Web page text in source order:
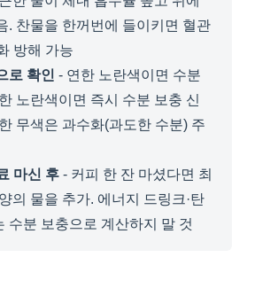
. 찬물을 한꺼번에 들이키면 혈관
방해 가능
로 확인 - 연한 노란색이면 수분
노란색이면 즉시 수분 보충 신
무색은 과수화(과도한 수분) 주
마신 후 - 커피 한 잔 마셨다면 최
의 물을 추가. 에너지 드링크·탄
수분 보충으로 계산하지 말 것